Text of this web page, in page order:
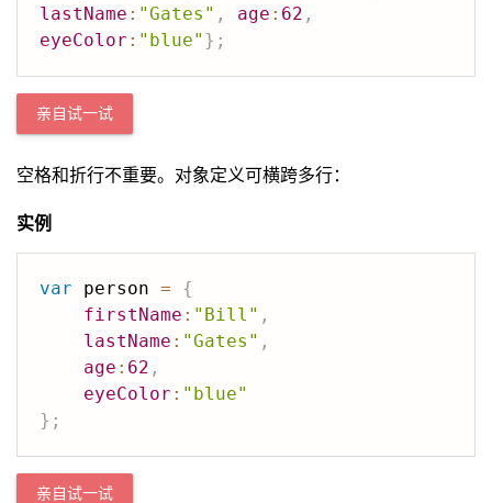
lastName : "Gates" , age : 62 ,
eyeColor : "blue" } ;
亲自试一试
空格和折行不重要。对象定义可横跨多行：
实例
var person =
{
firstName : "Bill" ,
lastName : "Gates" ,
age : 62 ,
eyeColor : "blue"
} ;
亲自试一试